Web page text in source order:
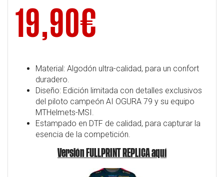
19,90€
Material: Algodón ultra-calidad, para un confort
duradero.
Diseño: Edición limitada con detalles exclusivos
del piloto campeón AI OGURA 79 y su equipo
MTHelmets-MSI.
Estampado en DTF de calidad, para capturar la
esencia de la competición.
Versión FULLPRINT REPLICA aquí